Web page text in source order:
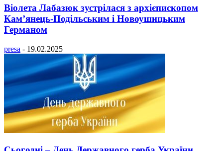
Віолета Лабазюк зустрілася з архієпископом
Кам’янець-Подільським і Новоушицьким
Германом
presa - 19.02.2025